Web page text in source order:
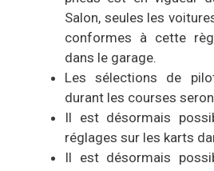
Salon, seules les
conformes à cette
dans le garage.
Les sélections de
durant les courses
Il est désormais
réglages sur les karts
Il est désormais